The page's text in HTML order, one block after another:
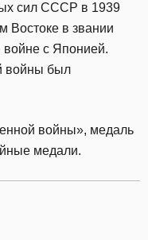
сил СССР в 1939
Востоке в звании
войне с Японией.
войны был
войны», медаль
медали.